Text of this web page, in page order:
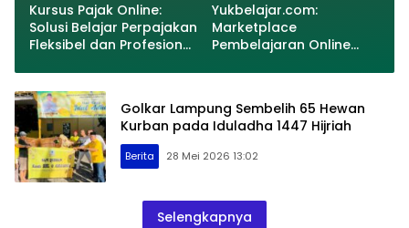
Kursus Pajak Online:
Solusi Belajar Perpajakan
Fleksibel dan Profesional
Yukbelajar.com:
Marketplace
Pembelajaran Online
Golkar Lampung Sembelih 65 Hewan
Kurban pada Iduladha 1447 Hijriah
Berita 28 Mei 2026 13:02
Selengkapnya